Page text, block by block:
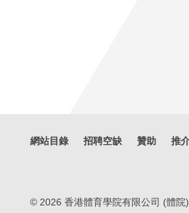
網站目錄 招聘空缺 贊助 推
© 2026 香港體育學院有限公司 (體院